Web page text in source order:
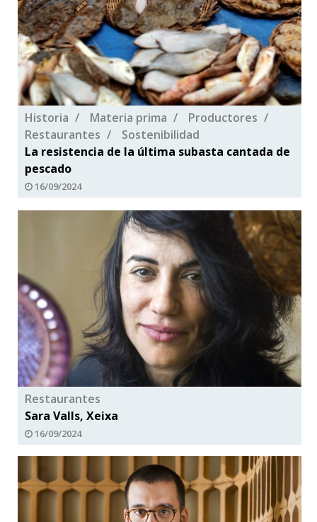
Historia Materia prima
Productores
Restaurantes
Sostenibilidad
La resistencia de la última subasta cantada de
pescado
16/09/2024
Restaurantes
Sara Valls, Xeixa
16/09/2024